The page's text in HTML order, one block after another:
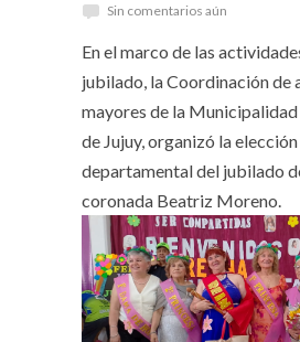
Sin comentarios aún
En el marco de las
jubilado, la Coordinación de
mayores de la Municipalidad
de Jujuy, organizó la
departamental del jubilado
coronada Beatriz Moreno.